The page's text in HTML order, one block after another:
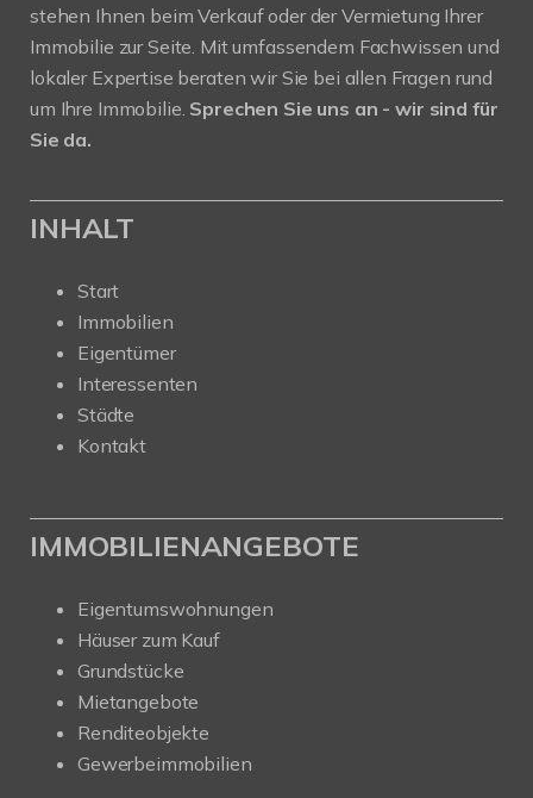
stehen Ihnen beim Verkauf oder der Vermietung Ihrer
Immobilie zur Seite. Mit umfassendem Fachwissen und
lokaler Expertise beraten wir Sie bei allen Fragen rund
um Ihre Immobilie. Sprechen Sie uns an - wir sind für
Sie da.
INHALT
Start
Immobilien
Eigentümer
Interessenten
Städte
Kontakt
IMMOBILIENANGEBOTE
Eigentumswohnungen
Häuser zum Kauf
Grundstücke
Mietangebote
Renditeobjekte
Gewerbeimmobilien